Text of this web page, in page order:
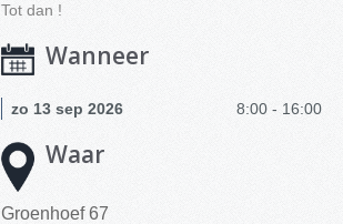
Tot dan !
Wanneer
zo 13 sep 2026 8:00 - 16:00
Waar
Groenhoef 67